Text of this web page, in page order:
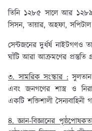
তিনি ১২৮৫ সালে আর ১২৮৯
সিসন, তায়ার, অহফা,
সেন্টজনের দুর্ধর্ষ নাইটগণও
ঘাঁটি আরা আক্রমণের
৩. সামরিক সংস্কার :সুলতান
এবং জনগণের শাস্ত্র ও
একটি শক্তিশালী
৪. জ্ঞান-বিজ্ঞানের